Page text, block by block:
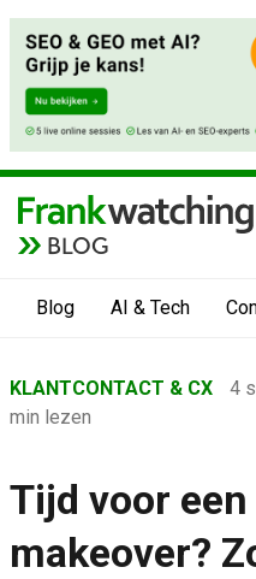
BLOG
Blog AI & Tech
›
Klantcontact & CX
›
KLANTCONTACT & CX 4
min lezen
Tijd voor
makeover?